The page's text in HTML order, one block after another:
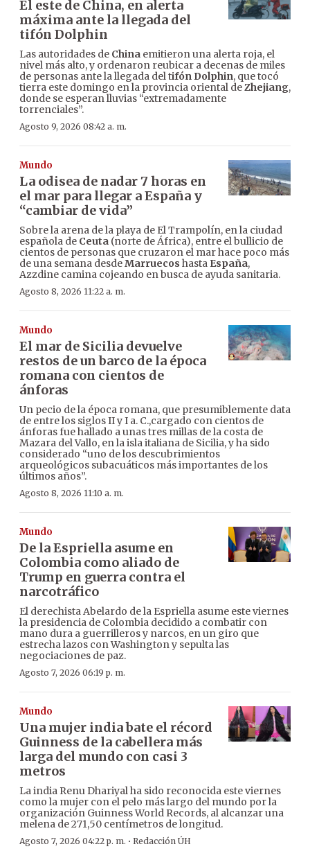
El este de China, en alerta
máxima ante la llegada del
tifón Dolphin
Las autoridades de China emitieron una alerta roja, el
nivel más alto, y ordenaron reubicar a decenas de miles
de personas ante la llegada del tifón Dolphin, que tocó
tierra este domingo en la provincia oriental deZhejiang,
donde se esperan lluvias “extremadamente
torrenciales”.
Agosto 9, 2026 08:42 a. m.
Mundo
La odisea de nadar 7 horas en
el mar para llegar a España y
“cambiar de vida”
Sobre la arena de la playa de El Trampolín, en la ciudad
española de Ceuta (norte de África), entre el bullicio de
cientos de personas que cruzaron el mar hace poco más
de una semana desdeMarruecos hasta España,
Azzdine camina cojeando en busca de ayuda sanitaria.
Agosto 8, 2026 11:22 a. m.
Mundo
El mar de Sicilia devuelve
restos de un barco de la época
romana con cientos de
ánforas
Un pecio de la época romana, que presumiblemente data
de entre los siglos II y I a. C.,cargado con cientos de
ánforas fue hallado a unas tres millas de la costa de
Mazara del Vallo, en la isla italiana de Sicilia, y ha sido
considerado “uno de los descubrimientos
arqueológicos subacuáticos más importantes de los
últimos años”.
Agosto 8, 2026 11:10 a. m.
Mundo
De la Espriella asume en
Colombia como aliado de
Trump en guerra contra el
narcotráfico
El derechista Abelardo de la Espriella asume este viernes
la presidencia de Colombia decidido a combatir con
mano dura a guerrilleros y narcos, en un giro que
estrecha lazos con Washington y sepulta las
negociaciones de paz.
Agosto 7, 2026 06:19 p. m.
Mundo
Una mujer india bate el récord
Guinness de la cabellera más
larga del mundo con casi 3
metros
La india Renu Dhariyal ha sido reconocida este viernes
como la mujer con el pelo más largo del mundo por la
organización Guinness World Records, al alcanzar una
melena de 271,50 centímetros de longitud.
Agosto 7, 2026 04:22 p. m. · Redacción ÚH